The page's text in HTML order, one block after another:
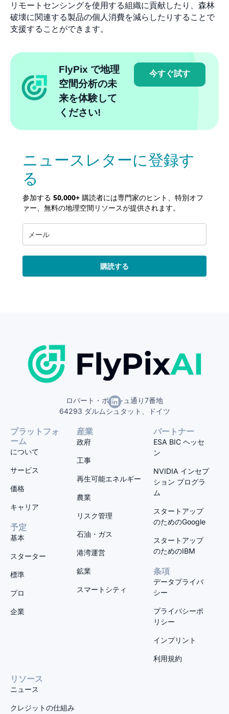
リモートセンシングを使用する組織に貢献したり、森林
破壊に関連する製品の個人消費を減らしたりすることで
支援することができます。
FlyPix で地理
空間分析の未
来を体験して
ください!
今すぐ試す
ニュースレターに登録す
る
参加する 50,000+ 購読者には専門家のヒント、特別オフ
ァー、無料の地理空間リソースが提供されます。
購読する
ロバート・ボッシュ通り7番地
64293 ダルムシュタット、ドイツ
プラットフォ
ーム
について
サービス
価格
キャリア
予定
基本
スターター
標準
プロ
企業
産業
政府
工事
再生可能エネルギー
農業
リスク管理
石油・ガス
港湾運営
鉱業
スマートシティ
パートナー
ESA BIC ヘッセ
ン
NVIDIA インセプ
ション プログラ
ム
スタートアップ
のためのGoogle
スタートアップ
のためのIBM
条項
データプライバ
シー
プライバシーポ
リシー
インプリント
利用規約
リソース
ニュース
クレジットの仕組み